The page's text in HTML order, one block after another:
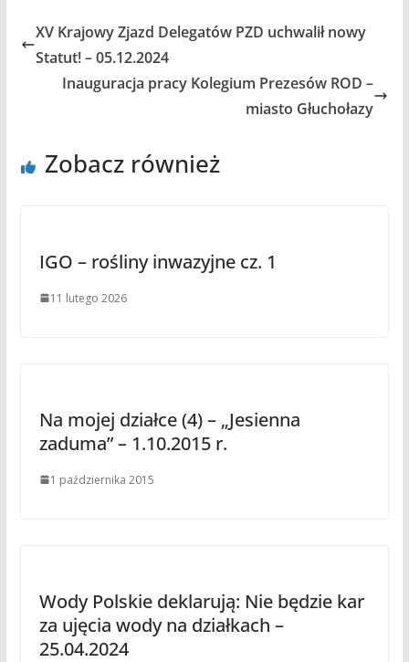
XV Krajowy Zjazd Delegatów PZD uchwalił nowy
Statut! – 05.12.2024
Inauguracja pracy Kolegium Prezesów ROD –
miasto Głuchołazy
Zobacz również
IGO – rośliny inwazyjne cz. 1
11 lutego 2026
Na mojej działce (4) – „Jesienna
zaduma” – 1.10.2015 r.
1 października 2015
Wody Polskie deklarują: Nie będzie kar
za ujęcia wody na działkach –
25.04.2024